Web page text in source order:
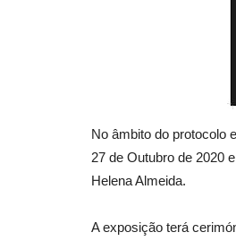
No âmbito do protocolo
27 de Outubro de 2020
Helena Almeida.
A exposição terá